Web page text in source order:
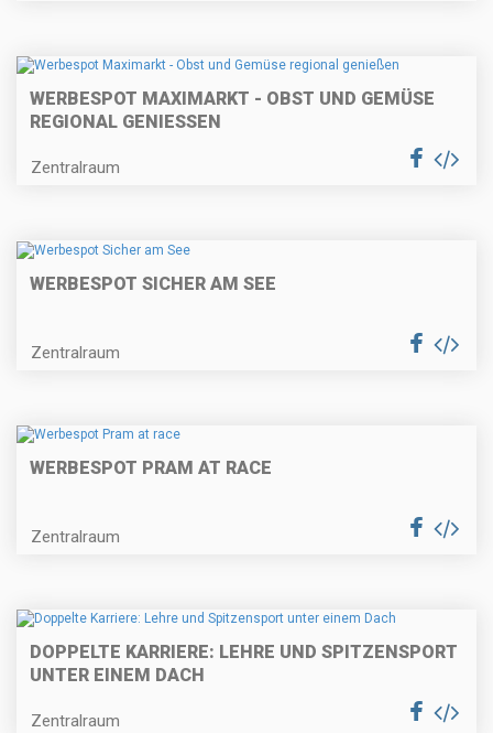
WERBESPOT MAXIMARKT - OBST UND GEMÜSE
REGIONAL GENIESSEN
Zentralraum
WERBESPOT SICHER AM SEE
Zentralraum
WERBESPOT PRAM AT RACE
Zentralraum
DOPPELTE KARRIERE: LEHRE UND SPITZENSPORT
UNTER EINEM DACH
Zentralraum